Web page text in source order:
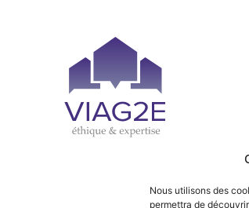
Nous utilisons des
permettra de